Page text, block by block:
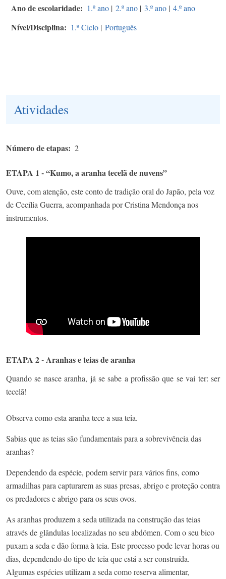
Ano de escolaridade 1.º ano | 2.º ano | 3.º ano | 4.º ano
Nível/Disciplina 1.º Ciclo | Português
Atividades
Número de etapas 2
ETAPA 1 - “Kumo, a aranha tecelã de nuvens”
Ouve, com atenção, este conto de tradição oral do Japão, pela voz
de Cecília Guerra, acompanhada por Cristina Mendonça nos
instrumentos.
ETAPA 2 - Aranhas e teias de aranha
Quando se nasce aranha, já se sabe a profissão que se vai ter: ser
tecelã!
Observa como esta aranha tece a sua teia.
Sabias que as teias são fundamentais para a sobrevivência das
aranhas?
Dependendo da espécie, podem servir para vários fins, como
armadilhas para capturarem as suas presas, abrigo e proteção contra
os predadores e abrigo para os seus ovos.
As aranhas produzem a seda utilizada na construção das teias
através de glândulas localizadas no seu abdómen. Com o seu bico
puxam a seda e dão forma à teia. Este processo pode levar horas ou
dias, dependendo do tipo de teia que está a ser construída.
Algumas espécies utilizam a seda como reserva alimentar,